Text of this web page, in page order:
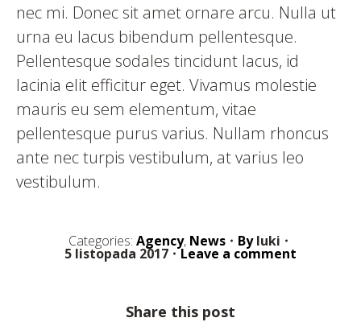
nec mi. Donec sit amet ornare arcu. Nulla ut
urna eu lacus bibendum pellentesque.
Pellentesque sodales tincidunt lacus, id
lacinia elit efficitur eget. Vivamus molestie
mauris eu sem elementum, vitae
pellentesque purus varius. Nullam rhoncus
ante nec turpis vestibulum, at varius leo
vestibulum.
Categories: Agency, News Byluki
5 listopada 2017 Leave a comment
Share this post